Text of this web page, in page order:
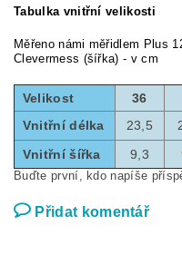
Tabulka vnitřní velikosti
Měřeno námi měřidlem Plus
Clevermess (šířka) - v cm
Velikost 36
Vnitřní délka
23,5
Vnitřní šířka
9,3
Buďte první, kdo napíše
Přidat komentář